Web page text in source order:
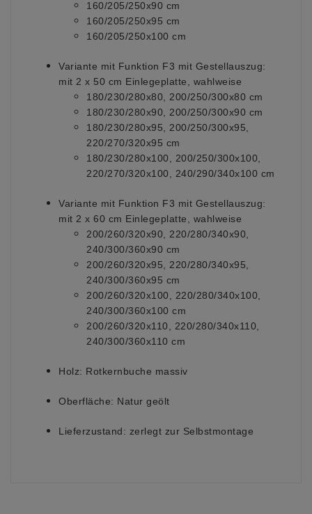
160/205/250x90 cm
160/205/250x95 cm
160/205/250x100 cm
Variante mit Funktion F3 mit Gestellauszug:
mit 2 x 50 cm Einlegeplatte, wahlweise
180/230/280x80, 200/250/300x80 cm
180/230/280x90, 200/250/300x90 cm
180/230/280x95, 200/250/300x95,
220/270/320x95 cm
180/230/280x100, 200/250/300x100,
220/270/320x100, 240/290/340x100 cm
Variante mit Funktion F3 mit Gestellauszug:
mit 2 x 60 cm Einlegeplatte, wahlweise
200/260/320x90, 220/280/340x90,
240/300/360x90 cm
200/260/320x95, 220/280/340x95,
240/300/360x95 cm
200/260/320x100, 220/280/340x100,
240/300/360x100 cm
200/260/320x110, 220/280/340x110,
240/300/360x110 cm
Holz: Rotkernbuche massiv
Oberfläche: Natur geölt
Lieferzustand: zerlegt zur Selbstmontage